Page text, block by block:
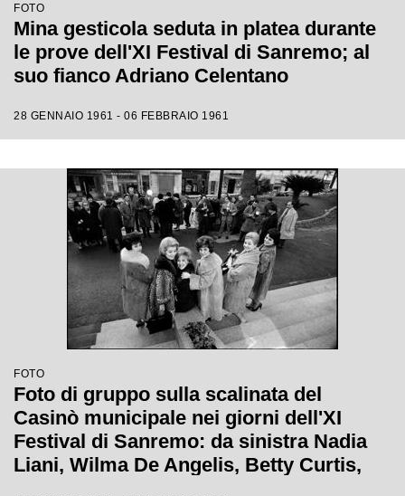
FOTO
Mina gesticola seduta in platea durante
le prove dell'XI Festival di Sanremo; al
suo fianco Adriano Celentano
28 GENNAIO 1961 - 06 FEBBRAIO 1961
FOTO
Foto di gruppo sulla scalinata del
Casinò municipale nei giorni dell'XI
Festival di Sanremo: da sinistra Nadia
Liani, Wilma De Angelis, Betty Curtis,